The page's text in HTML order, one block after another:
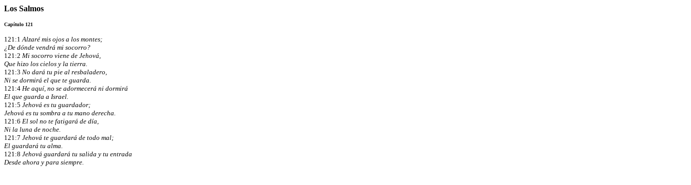
Los Salmos
Capítulo 121
121:1Alzaré mis ojos a los montes;
¿De dónde vendrá mi socorro?
121:2 Mi socorro viene de Jehová,
Que hizo los cielos y la tierra.
121:3 No dará tu pie al resbaladero,
Ni se dormirá el que te guarda.
121:4 He aquí, no se adormecerá ni dormirá
El que guarda a Israel.
121:5 Jehová es tu guardador;
Jehová es tu sombra a tu mano derecha.
121:6 El sol no te fatigará de día,
Ni la luna de noche.
121:7 Jehová te guardará de todo mal;
El guardará tu alma.
121:8 Jehová guardará tu salida y tu entrada
Desde ahora y para siempre.